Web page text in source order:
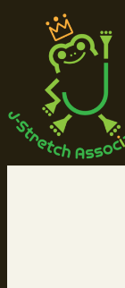
ッ